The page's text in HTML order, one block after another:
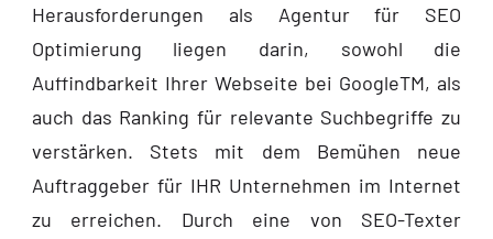
Herausforderungen als Agentur für SEO
Optimierung liegen darin, sowohl die
Auffindbarkeit Ihrer Webseite bei GoogleTM, als
auch das Ranking für relevante Suchbegriffe zu
verstärken. Stets mit dem Bemühen neue
Auftraggeber für IHR Unternehmen im Internet
zu erreichen. Durch eine von SEO-Texter